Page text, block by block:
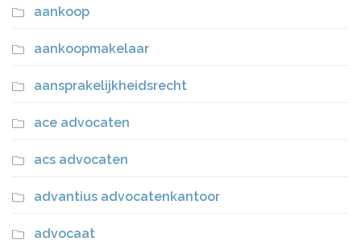
aankoop
aankoopmakelaar
aansprakelijkheidsrecht
ace advocaten
acs advocaten
advantius advocatenkantoor
advocaat